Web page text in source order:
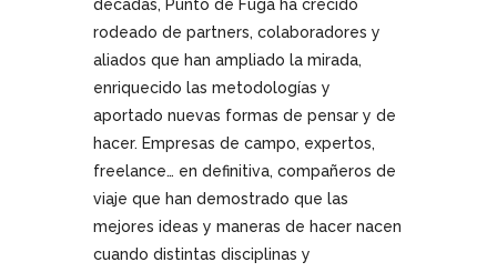
décadas, Punto de Fuga ha crecido
rodeado de partners, colaboradores y
aliados que han ampliado la mirada,
enriquecido las metodologías y
aportado nuevas formas de pensar y de
hacer. Empresas de campo, expertos,
freelance… en definitiva, compañeros de
viaje que han demostrado que las
mejores ideas y maneras de hacer nacen
cuando distintas disciplinas y